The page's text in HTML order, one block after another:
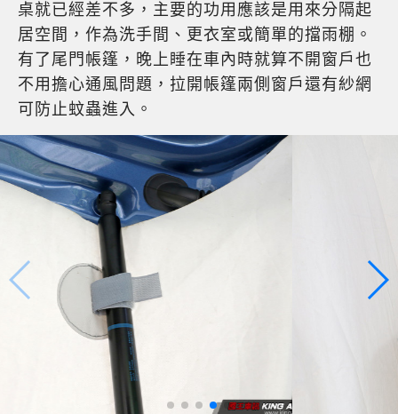
桌就已經差不多，主要的功用應該是用來分隔起
居空間，作為洗手間、更衣室或簡單的擋雨棚。
有了尾門帳篷，晚上睡在車內時就算不開窗戶也
不用擔心通風問題，拉開帳篷兩側窗戶還有紗網
可防止蚊蟲進入。